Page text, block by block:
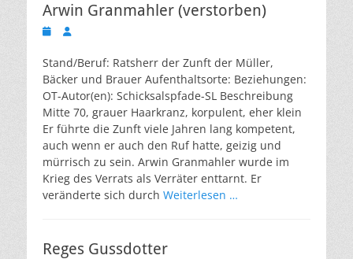
Arwin Granmahler (verstorben)
Veröffentlicht
Autor
Stand/Beruf: Ratsherr der Zunft der Müller,
Bäcker und Brauer Aufenthaltsorte: Beziehungen:
OT-Autor(en): Schicksalspfade-SL Beschreibung
Mitte 70, grauer Haarkranz, korpulent, eher klein
Er führte die Zunft viele Jahren lang kompetent,
auch wenn er auch den Ruf hatte, geizig und
mürrisch zu sein. Arwin Granmahler wurde im
Krieg des Verrats als Verräter enttarnt. Er
veränderte sich durch Weiterlesen …
Reges Gussdotter